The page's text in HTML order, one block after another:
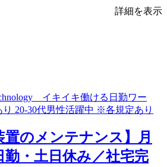
詳細を表示
置のメンテナンス】月
勤・土日休み／社宅完